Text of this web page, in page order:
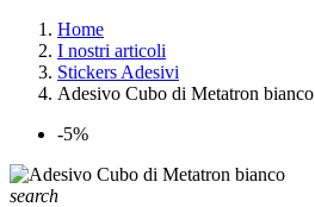
Home
I nostri articoli
Stickers Adesivi
Adesivo Cubo di Metatron bianco
-5%
search